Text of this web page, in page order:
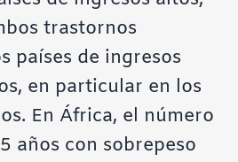
trastornos
países de ingresos
en particular en los
En África, el número
años con sobrepeso